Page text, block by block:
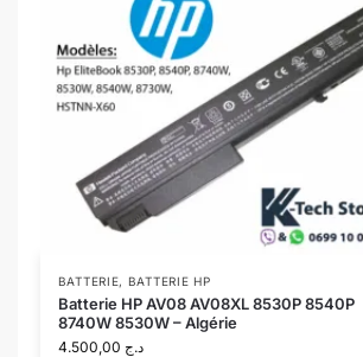
BATTERIE, BATTERIE HP
Batterie HP AV08 AV08XL 8530P 8540P
8740W 8530W – Algérie
د.ج